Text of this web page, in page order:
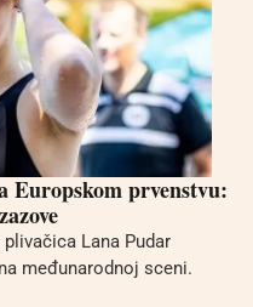
Europskom prvenstvu:
Lana Pudar
međunarodnoj sceni.